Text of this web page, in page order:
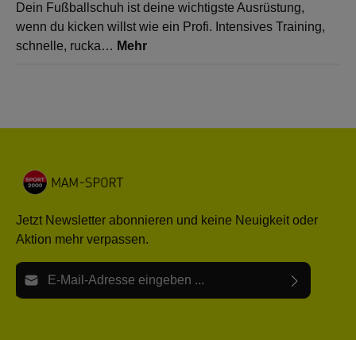
Dein Fußballschuh ist deine wichtigste Ausrüstung,
wenn du kicken willst wie ein Profi. Intensives Training,
schnelle, rucka… Mehr
Jetzt Newsletter abonnieren und keine Neuigkeit oder
Aktion mehr verpassen.
E-Mail-Adresse*